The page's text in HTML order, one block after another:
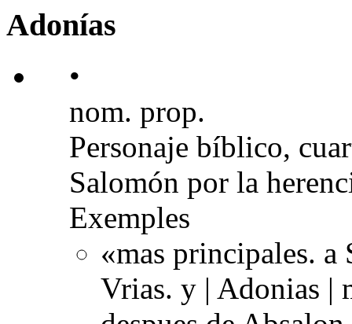
Adonías
•
nom. prop.
Personaje bíblico,
Salomón por la
Exemples
«mas principales. a
Vrias. y | Adonias |